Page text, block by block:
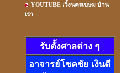
YOUTUBE เวิ้งนครเขษม บ้าน
เรา
รับตั้งศาลต่าง ๆ
อาจารย์โชคชัย เงินดี